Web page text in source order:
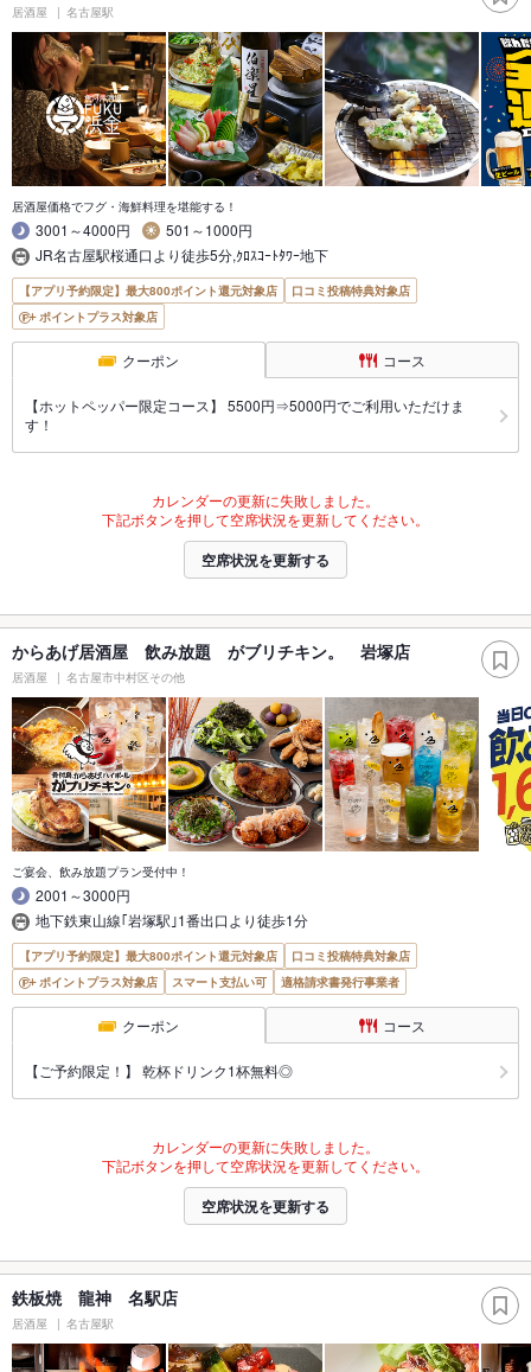
居酒屋 名古屋駅
居酒屋価格でフグ・海鮮料理を堪能する！
3001～4000円
501～1000円
JR名古屋駅桜通口より徒歩5分,ｸﾛｽｺｰﾄﾀﾜｰ地下
【アプリ予約限定】最大800ポイント還元対象店
口コミ投稿特典対象店
ポイントプラス対象店
クーポン コース
【ホットペッパー限定コース】 5500円⇒5000円でご利用いただけま
す！
カレンダーの更新に失敗しました。
下記ボタンを押して空席状況を更新してください。
空席状況を更新する
からあげ居酒屋 飲み放題 がブリチキン。 岩塚店
居酒屋 名古屋市中村区その他
ご宴会、飲み放題プラン受付中！
2001～3000円
地下鉄東山線｢岩塚駅｣1番出口より徒歩1分
【アプリ予約限定】最大800ポイント還元対象店
口コミ投稿特典対象店
ポイントプラス対象店
スマート支払い可 適格請求書発行事業者
クーポン コース
【ご予約限定！】 乾杯ドリンク1杯無料◎
カレンダーの更新に失敗しました。
下記ボタンを押して空席状況を更新してください。
空席状況を更新する
鉄板焼 龍神 名駅店
居酒屋 名古屋駅